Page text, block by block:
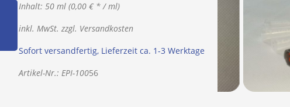
Inhalt: 50 ml (0,00 € * / ml)
inkl. MwSt. zzgl. Versandkosten
Sofort versandfertig, Lieferzeit ca. 1-3 Werktage
Artikel-Nr.: EPI-10056